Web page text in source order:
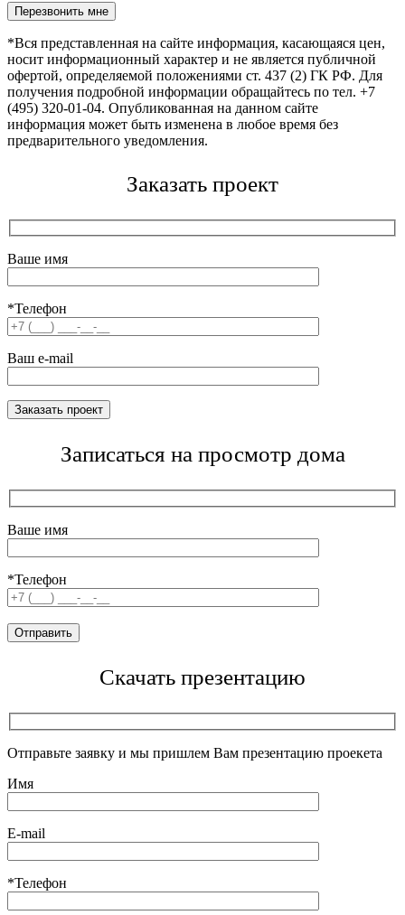
Оставьте это поле пустым.
*Вся представленная на сайте информация, касающаяся цен,
носит информационный характер и не является публичной
офертой, определяемой положениями ст. 437 (2) ГК РФ. Для
получения подробной информации обращайтесь по тел. +7
(495) 320-01-04. Опубликованная на данном сайте
информация может быть изменена в любое время без
предварительного уведомления.
Заказать проект
Ваше имя
*Телефон
Ваш e-mail
Записаться на просмотр дома
Ваше имя
*Телефон
Скачать презентацию
Отправьте заявку и мы пришлем Вам презентацию проекета
Имя
E-mail
*Телефон